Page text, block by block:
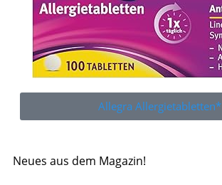
Allegra Allergietabletten*
Neues aus dem Magazin!